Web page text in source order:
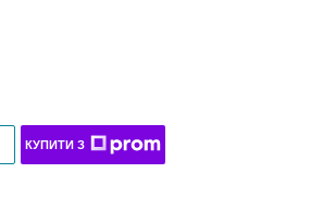
КУПИТИ З